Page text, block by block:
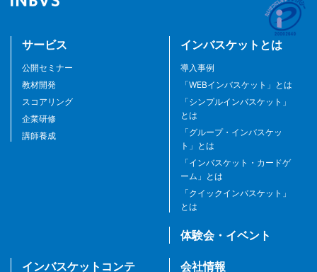
サービス
公開セミナー
教材開発
スコアリング
企業研修
講師養成
インバスケットとは
導入事例
「WEBインバスケット」とは
「シンプルインバスケット」
とは
「グループ・インバスケッ
ト」とは
「インバスケット・カードゲ
ーム」とは
「クイックインバスケット」
とは
体験会・イベント
インバスケットコンテ
会社情報